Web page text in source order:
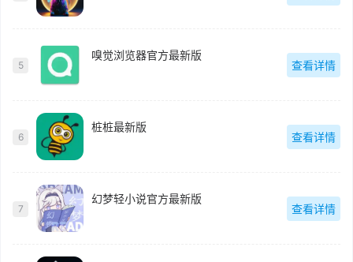
5
嗅觉浏览器官方最新版
查看详情
6
桩桩最新版
查看详情
7
幻梦轻小说官方最新版
查看详情